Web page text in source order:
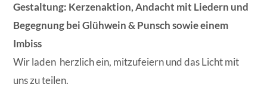
Gestaltung: Kerzenaktion, Andacht mit Liedern und
Begegnung bei Glühwein & Punsch sowie einem
Imbiss
Wir laden herzlich ein, mitzufeiern und das Licht mit
uns zu teilen.